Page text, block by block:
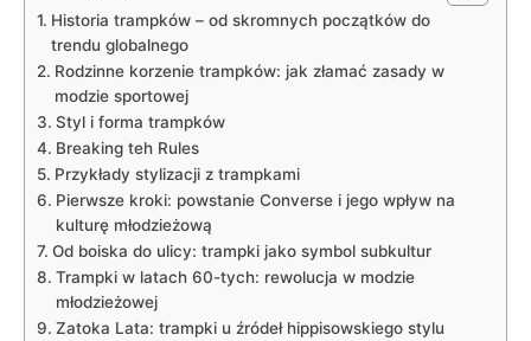
Historia trampków – ​od skromnych początków do⁣
trendu globalnego
Rodzinne korzenie trampków: jak złamać zasady w
‌modzie sportowej
Styl i⁤ forma trampków
Breaking teh ​Rules
Przykłady⁣ stylizacji z trampkami
Pierwsze kroki:‌ powstanie Converse​ i jego‍ wpływ ‌na
⁢kulturę ⁣młodzieżową
Od boiska ‌do ulicy: trampki jako symbol subkultur
Trampki w⁤ latach 60-tych: rewolucja w modzie
młodzieżowej
Zatoka Lata: trampki ​u źródeł hippisowskiego stylu